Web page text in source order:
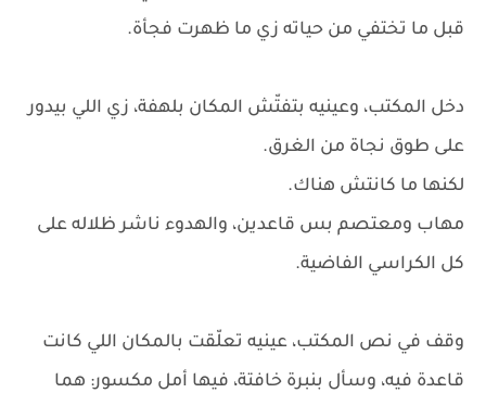
قبل ما تختفي من حياته زي ما ظهرت فجأة.
دخل المكتب، وعينيه بتفتّش المكان بلهفة، زي اللي بيدور
على طوق نجاة من الغرق.
لكنها ما كانتش هناك.
مهاب ومعتصم بس قاعدين، والهدوء ناشر ظلاله على
كل الكراسي الفاضية.
وقف في نص المكتب، عينيه تعلّقت بالمكان اللي كانت
قاعدة فيه، وسأل بنبرة خافتة، فيها أمل مكسور: هما